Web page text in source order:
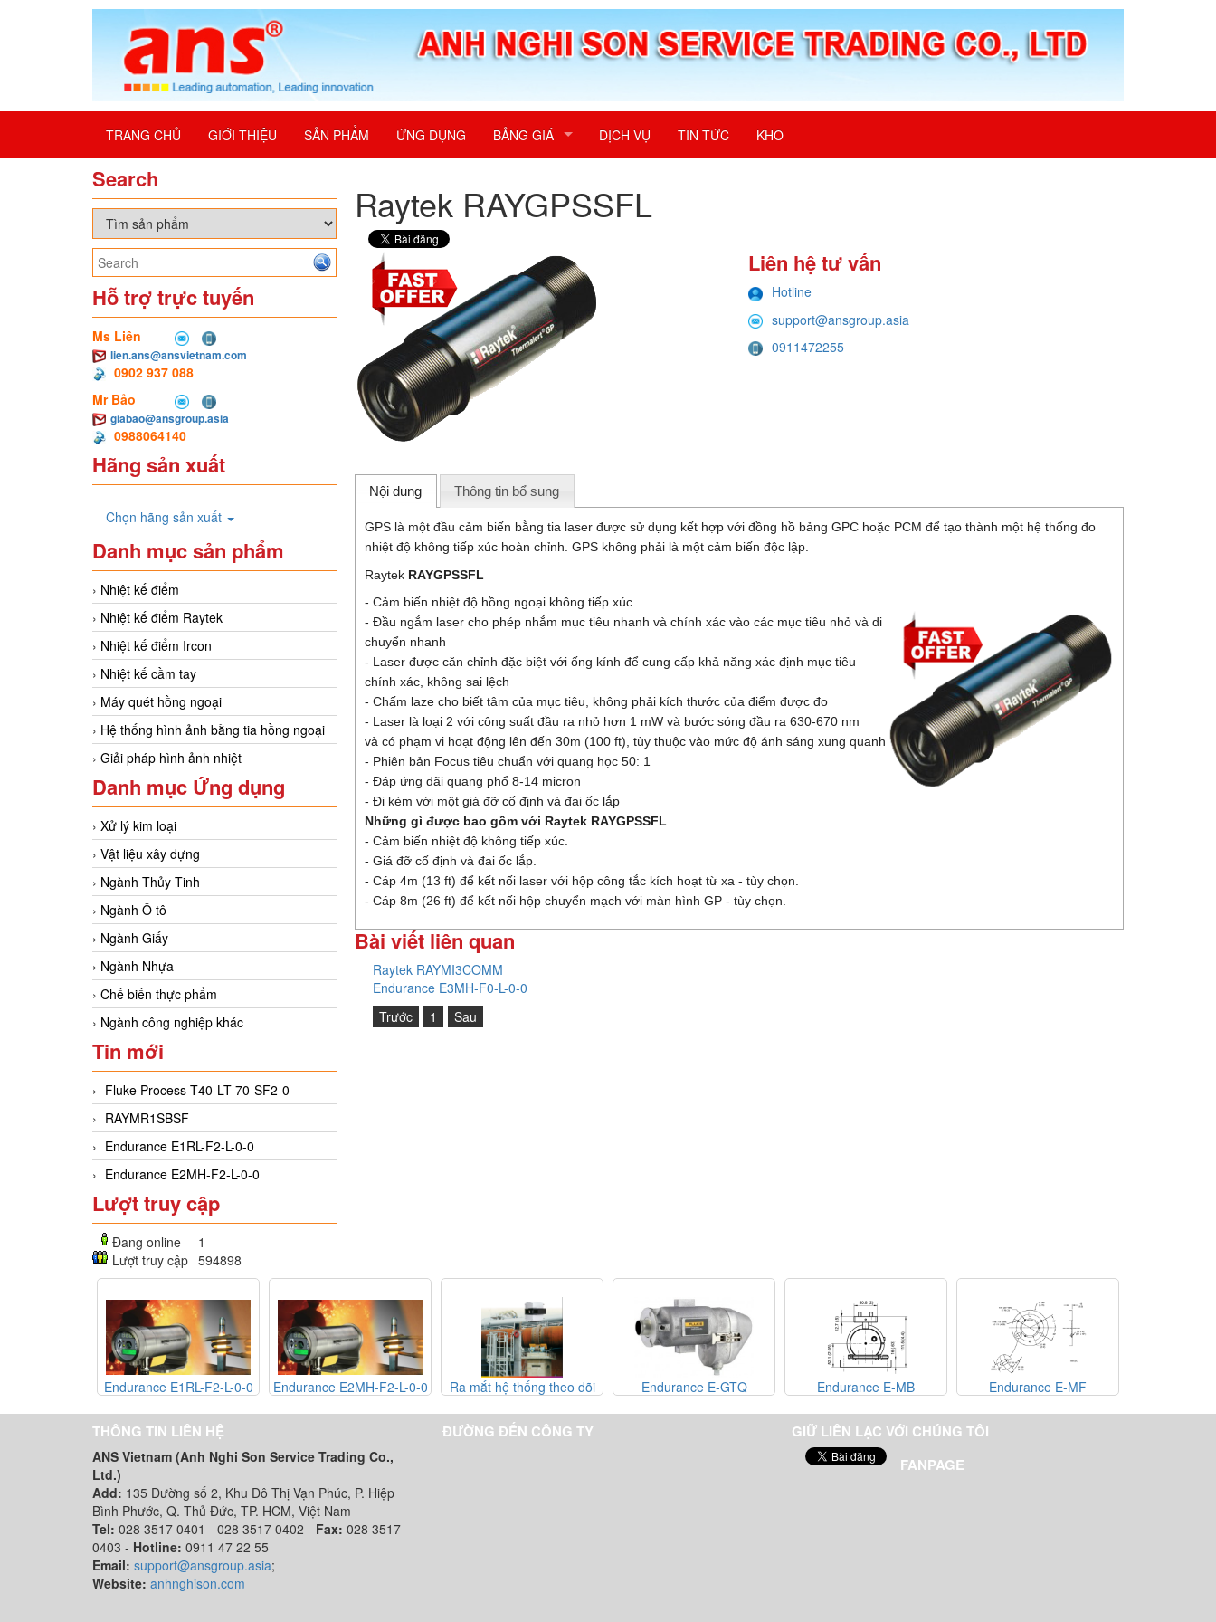
TRANG CHỦ GIỚI THIỆU SẢN PHẨM ỨNG DỤNG BẢNG GIÁ DỊCH VỤ TIN TỨC KHO
Search
Hỗ trợ trực tuyến
Ms Liên
lien.ans@ansvietnam.com
0902 937 088
Mr Bảo
giabao@ansgroup.asia
0988064140
Hãng sản xuất
Chọn hãng sản xuất
Danh mục sản phẩm
Nhiệt kế điểm
Nhiệt kế điểm Raytek
Nhiệt kế điểm Ircon
Nhiệt kế cầm tay
Máy quét hồng ngoại
Hệ thống hình ảnh bằng tia hồng ngoại
Giải pháp hình ảnh nhiệt
Danh mục Ứng dụng
Xử lý kim loại
Vật liệu xây dựng
Ngành Thủy Tinh
Ngành Ô tô
Ngành Giấy
Ngành Nhựa
Chế biến thực phẩm
Ngành công nghiệp khác
Tin mới
Fluke Process T40-LT-70-SF2-0
RAYMR1SBSF
Endurance E1RL-F2-L-0-0
Endurance E2MH-F2-L-0-0
Lượt truy cập
Đang online
1
Lượt truy cập 594898
Raytek RAYGPSSFL
Liên hệ tư vấn
Hotline
support@ansgroup.asia
0911472255
Nội dung Thông tin bổ sung
GPS là một đầu cảm biến bằng tia laser được sử dụng kết hợp với đồng hồ bảng GPC hoặc PCM để tạo thành một hệ thống đo
nhiệt độ không tiếp xúc hoàn chỉnh. GPS không phải là một cảm biến độc lập.
Raytek RAYGPSSFL
- Cảm biến nhiệt độ hồng ngoại không tiếp xúc
- Đầu ngắm laser cho phép nhắm mục tiêu nhanh và chính xác vào các mục tiêu nhỏ và di
chuyển nhanh
- Laser được căn chỉnh đặc biệt với ống kính để cung cấp khả năng xác định mục tiêu
chính xác, không sai lệch
- Chấm laze cho biết tâm của mục tiêu, không phải kích thước của điểm được đo
- Laser là loại 2 với công suất đầu ra nhỏ hơn 1 mW và bước sóng đầu ra 630-670 nm
và có phạm vi hoạt động lên đến 30m (100 ft), tùy thuộc vào mức độ ánh sáng xung quanh
- Phiên bản Focus tiêu chuẩn với quang học 50: 1
- Đáp ứng dãi quang phổ 8-14 micron
- Đi kèm với một giá đỡ cố định và đai ốc lắp
Những gì được bao gồm với Raytek RAYGPSSFL
- Cảm biến nhiệt độ không tiếp xúc.
- Giá đỡ cố định và đai ốc lắp.
- Cáp 4m (13 ft) để kết nối laser với hộp công tắc kích hoạt từ xa - tùy chọn.
- Cáp 8m (26 ft) để kết nối hộp chuyển mạch với màn hình GP - tùy chọn.
Bài viết liên quan
Raytek RAYMI3COMM
Endurance E3MH-F0-L-0-0
Trước
1 Sau
Endurance E1RL-F2-L-0-0 Endurance E2MH-F2-L-0-0
Ra mắt hệ thống theo dõi
CS400
Endurance E-GTQ Endurance E-MB Endurance E-MF
THÔNG TIN LIÊN HỆ
ANS Vietnam (Anh Nghi Son Service Trading Co.,
Ltd.)
Add: 135 Đường số 2, Khu Đô Thị Vạn Phúc, P. Hiệp
Bình Phước, Q. Thủ Đức, TP. HCM, Việt Nam
Tel: 028 3517 0401 - 028 3517 0402 - Fax: 028 3517
0403 - Hotline: 0911 47 22 55
Email: support@ansgroup.asia;
Website: anhnghison.com
ĐƯỜNG ĐẾN CÔNG TY
GIỮ LIÊN LẠC VỚI CHÚNG TÔI
FANPAGE